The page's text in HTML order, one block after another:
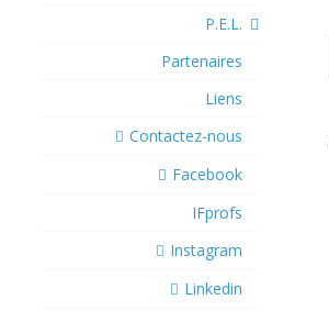
P.E.L.
Partenaires
Liens
Contactez-nous
Facebook
IFprofs
Instagram
Linkedin